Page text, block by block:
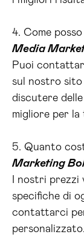
4. Come
Media
Puoi
sul nostro sito
discutere
migliore per la
5. Quanto
Marketing
I nostri prezzi
specifiche di
contattarci
personalizzato.